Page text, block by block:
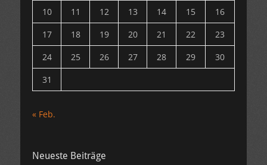
10
11 12 13 14 15
16
17
18 19 20 21 22
23
24
25 26 27 28 29
30
31
« Feb.
Neueste Beiträge